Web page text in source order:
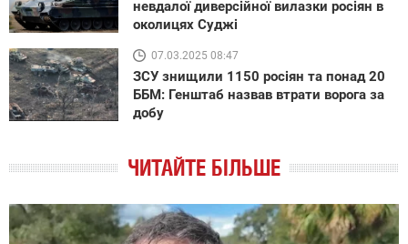
невдалої диверсійної вилазки росіян в
околицях Суджі
07.03.2025 08:47
ЗСУ знищили 1150 росіян та понад 20
ББМ: Генштаб назвав втрати ворога за
добу
ЧИТАЙТЕ БІЛЬШЕ